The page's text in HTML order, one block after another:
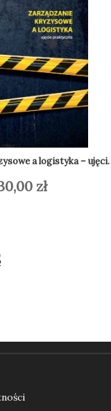
Zarządzanie
zł
koszyka